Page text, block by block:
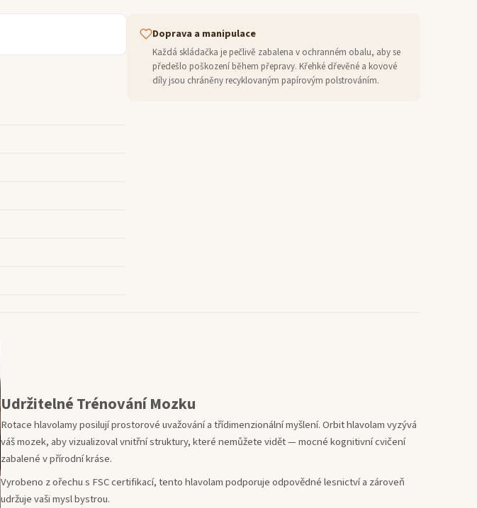
Doprava a manipulace
Každá skládačka je pečlivě zabalena v ochranném obalu, aby se
předešlo poškození během přepravy. Křehké dřevěné a kovové
díly jsou chráněny recyklovaným papírovým polstrováním.
Udržitelné Trénování Mozku
Rotace hlavolamy posilují prostorové uvažování a třídimenzionální myšlení. Orbit hlavolam vyzývá
váš mozek, aby vizualizoval vnitřní struktury, které nemůžete vidět — mocné kognitivní cvičení
zabalené v přírodní kráse.
Vyrobeno z ořechu s FSC certifikací, tento hlavolam podporuje odpovědné lesnictví a zároveň
udržuje vaši mysl bystrou.